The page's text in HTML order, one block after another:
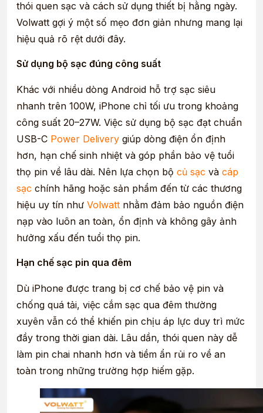
thói quen sạc và cách sử dụng thiết bị hằng ngày.
Volwatt gợi ý một số mẹo đơn giản nhưng mang lại
hiệu quả rõ rệt dưới đây.
Sử dụng bộ sạc đúng công suất
Khác với nhiều dòng Android hỗ trợ sạc siêu
nhanh trên 100W, iPhone chỉ tối ưu trong khoảng
công suất 20–27W. Việc sử dụng bộ sạc đạt chuẩn
USB-C Power Delivery giúp dòng điện ổn định
hơn, hạn chế sinh nhiệt và góp phần bảo vệ tuổi
thọ pin về lâu dài. Nên lựa chọn bộ củ sạc và cáp
sạc chính hãng hoặc sản phẩm đến từ các thương
hiệu uy tín như Volwatt nhằm đảm bảo nguồn điện
nạp vào luôn an toàn, ổn định và không gây ảnh
hưởng xấu đến tuổi thọ pin.
Hạn chế sạc pin qua đêm
Dù iPhone được trang bị cơ chế bảo vệ pin và
chống quá tải, việc cắm sạc qua đêm thường
xuyên vẫn có thể khiến pin chịu áp lực duy trì mức
đầy trong thời gian dài. Lâu dần, thói quen này dễ
làm pin chai nhanh hơn và tiềm ẩn rủi ro về an
toàn trong những trường hợp hiếm gặp.